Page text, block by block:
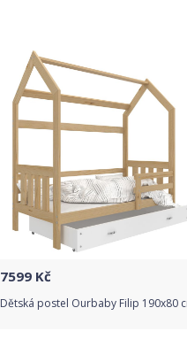
Detail produktu
7599 Kč
Dětská postel Ourbaby Filip 190x80